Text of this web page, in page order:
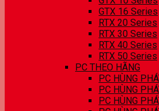
GTX 16 Series
RTX 20 Series
RTX 30 Series
RTX 40 Series
RTX 50 Series
PC THEO HÃNG
PC HÙNG
PC HÙNG
PC HÙNG